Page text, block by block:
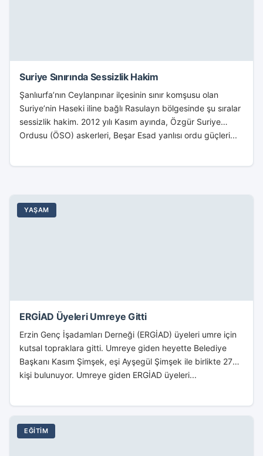
Suriye Sınırında Sessizlik Hakim
Şanlıurfa’nın Ceylanpınar ilçesinin sınır komşusu olan
Suriye’nin Haseki iline bağlı Rasulayn bölgesinde şu sıralar
sessizlik hakim. 2012 yılı Kasım ayında, Özgür Suriye
Ordusu (ÖSO) askerleri, Beşar Esad yanlısı ordu güçleri...
YAŞAM
ERGİAD Üyeleri Umreye Gitti
Erzin Genç İşadamları Derneği (ERGİAD) üyeleri umre için
kutsal topraklara gitti. Umreye giden heyette Belediye
Başkanı Kasım Şimşek, eşi Ayşegül Şimşek ile birlikte 27
kişi bulunuyor. Umreye giden ERGİAD üyeleri...
EĞITIM